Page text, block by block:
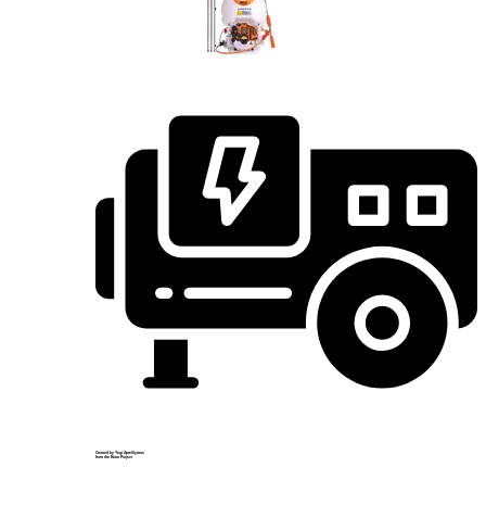
Created by Yogi Aprelliyanto
from the Noun Project